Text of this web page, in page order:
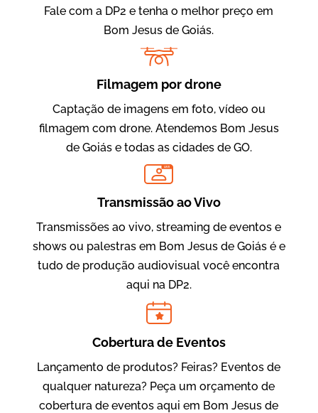
Evolucional
Vídeos para Treinamentos
IBCC
Vídeo Institucional
Fale com a DP2 e tenha o melhor preço em
Bom Jesus de Goiás.
Filmagem por drone
Captação de imagens em foto, vídeo ou
filmagem com drone. Atendemos Bom Jesus
de Goiás e todas as cidades de GO.
LIVE
Transmissão ao Vivo
Transmissões ao vivo, streaming de eventos e
shows ou palestras em Bom Jesus de Goiás é e
tudo de produção audiovisual você encontra
aqui na DP2.
Cobertura de Eventos
Lançamento de produtos? Feiras? Eventos de
qualquer natureza? Peça um orçamento de
cobertura de eventos aqui em Bom Jesus de